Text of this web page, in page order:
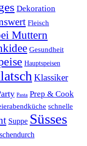
Dekoration
Fleisch
Muttern
Gesundheit
Hauptspeisen
Klassiker
Pasta Prep & Cook
schnelle
Suppe Süsses